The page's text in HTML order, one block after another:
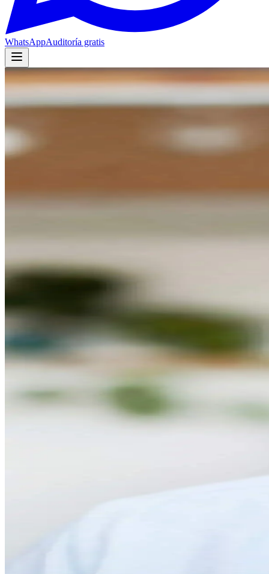
WhatsAppAuditoría gratis